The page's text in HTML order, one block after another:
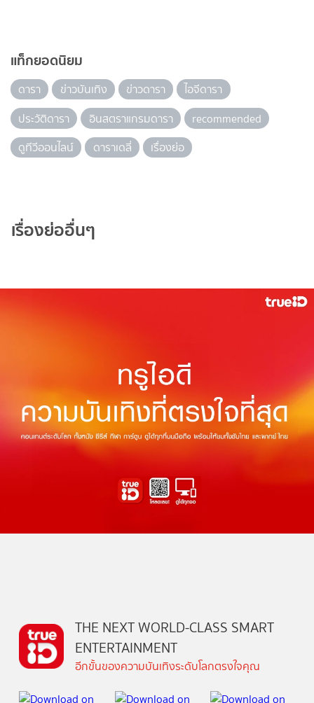
แท็กยอดนิยม
ดารา ข่าวบันเทิง ข่าวดารา
ไอจีดารา
ประวัติดารา
อินสตราแกรมดารา
recommended
ดูทีวีออนไลน์
ดาราเดลี่ เรื่องย่อ
เรื่องย่ออื่นๆ
THE NEXT WORLD-CLASS SMART
ENTERTAINMENT
อีกขั้นของความบันเทิงระดับโลกตรงใจคุณ